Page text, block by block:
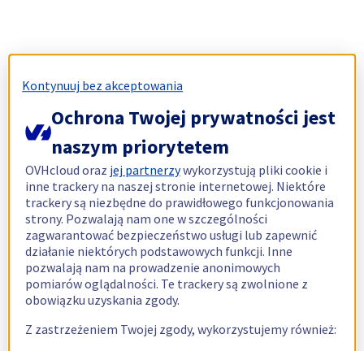
Kontynuuj bez akceptowania
Ochrona Twojej prywatności jest
naszym priorytetem
OVHcloud oraz jej partnerzywykorzystują pliki cookie i
inne trackery na naszej stronie internetowej. Niektóre
trackery są niezbędne do prawidłowego funkcjonowania
strony. Pozwalają nam one w szczególności
zagwarantować bezpieczeństwo usługi lub zapewnić
działanie niektórych podstawowych funkcji. Inne
pozwalają nam na prowadzenie anonimowych
pomiarów oglądalności. Te trackery są zwolnione z
obowiązku uzyskania zgody.
Z zastrzeżeniem Twojej zgody, wykorzystujemy również: